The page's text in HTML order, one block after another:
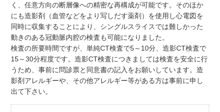
く、任意方向の断層像への精密な再構成が可能です。そのほか
にも造影剤（血管などをより写しだす薬剤）を使用し心電図を
同時に収集することにより、シングルスライスでは難しかった
動きのある冠動脈内腔の検査も可能になりました。
検査の所要時間ですが、単純CT検査で5～10分、造影CT検査で
15～30分程度です。造影CT検査につきましては検査を安全に行
うため、事前に問診票と同意書の記入をお願いしています。造
影剤アレルギーや、その他アレルギー等がある方は事前に申し
出て下さい。